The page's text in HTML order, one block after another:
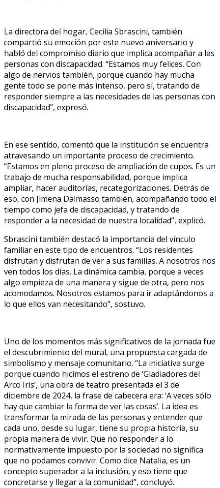
La directora del hogar, Cecilia Sbrascini, también
compartió su emoción por este nuevo aniversario y
habló del compromiso diario que implica acompañar a las
personas con discapacidad. “Estamos muy felices. Con
algo de nervios también, porque cuando hay mucha
gente todo se pone más intenso, pero sí, tratando de
responder siempre a las necesidades de las personas con
discapacidad”, expresó.
En ese sentido, comentó que la institución se encuentra
atravesando un importante proceso de crecimiento.
“Estamos en pleno proceso de ampliación de cupos. Es un
trabajo de mucha responsabilidad, porque implica
ampliar, hacer auditorías, recategorizaciones. Detrás de
eso, con Jimena Dalmasso también, acompañando todo el
tiempo como jefa de discapacidad, y tratando de
responder a la necesidad de nuestra localidad”, explicó.
Sbrascini también destacó la importancia del vínculo
familiar en este tipo de encuentros. “Los residentes
disfrutan y disfrutan de ver a sus familias. A nosotros nos
ven todos los días. La dinámica cambia, porque a veces
algo empieza de una manera y sigue de otra, pero nos
acomodamos. Nosotros estamos para ir adaptándonos a
lo que ellos van necesitando”, sostuvo.
Uno de los momentos más significativos de la jornada fue
el descubrimiento del mural, una propuesta cargada de
simbolismo y mensaje comunitario. “La iniciativa surge
porque cuando hicimos el estreno de ‘Gladiadores del
Arco Iris’, una obra de teatro presentada el 3 de
diciembre de 2024, la frase de cabecera era: ‘A veces sólo
hay que cambiar la forma de ver las cosas’. La idea es
transformar la mirada de las personas y entender que
cada uno, desde su lugar, tiene su propia historia, su
propia manera de vivir. Que no responder a lo
normativamente impuesto por la sociedad no significa
que no podamos convivir. Como dice Natalia, es un
concepto superador a la inclusión, y eso tiene que
concretarse y llegar a la comunidad”, concluyó.